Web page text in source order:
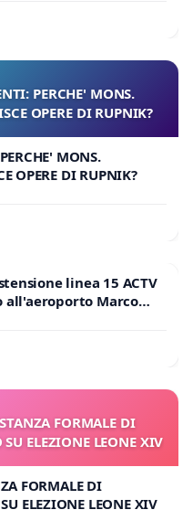
PERCHE' MONS.
OPERE DI RUPNIK?
MONS.
OPERE DI RUPNIK?
linea 15 ACTV
all'aeroporto Marco
FORMALE DI
ELEZIONE LEONE XIV
FORMALE DI
ELEZIONE LEONE XIV